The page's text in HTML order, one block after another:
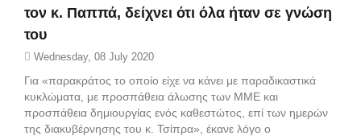
τον κ. Παππά, δείχνει ότι όλα ήταν σε γνώση
του
Wednesday, 08 July 2020
Για «παρακράτος το οποίο είχε να κάνει με παραδικαστικά
κυκλώματα, με προσπάθεια άλωσης των ΜΜΕ και
προσπάθεια δημιουργίας ενός καθεστώτος, επί των ημερών
της διακυβέρνησης του κ. Τσίπρα», έκανε λόγο ο